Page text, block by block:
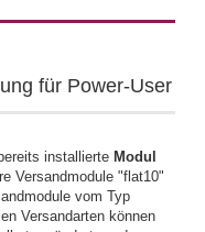
für Power-User
installierte Modul
Versandmodule "flat10"
vom Typ
Versandarten können